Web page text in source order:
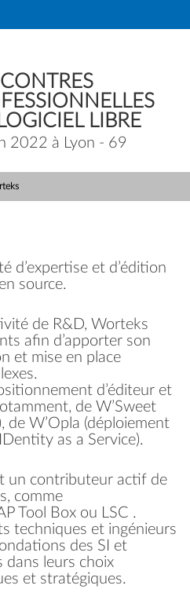
LIBRE
2022 à Lyon - 69
d’expertise et d’édition
source.
de R&D, Worteks
afin d’apporter son
et mise en place
d’éditeur et
de W’Sweet
de W’Opla (déploiement
as a Service).
un contributeur actif de
comme
Tool Box ou LSC .
techniques et ingénieurs
des SI et
dans leurs choix
et stratégiques.